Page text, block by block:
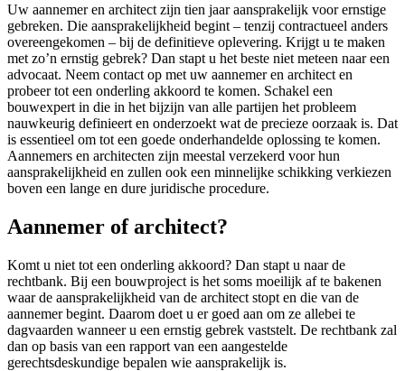
Uw aannemer en architect zijn tien jaar aansprakelijk voor ernstige
gebreken. Die aansprakelijkheid begint – tenzij contractueel anders
overeengekomen – bij de definitieve oplevering. Krijgt u te maken
met zo’n ernstig gebrek? Dan stapt u het beste niet meteen naar een
advocaat. Neem contact op met uw aannemer en architect en
probeer tot een onderling akkoord te komen. Schakel een
bouwexpert in die in het bijzijn van alle partijen het probleem
nauwkeurig definieert en onderzoekt wat de precieze oorzaak is. Dat
is essentieel om tot een goede onderhandelde oplossing te komen.
Aannemers en architecten zijn meestal verzekerd voor hun
aansprakelijkheid en zullen ook een minnelijke schikking verkiezen
boven een lange en dure juridische procedure.
Aannemer of architect?
Komt u niet tot een onderling akkoord? Dan stapt u naar de
rechtbank. Bij een bouwproject is het soms moeilijk af te bakenen
waar de aansprakelijkheid van de architect stopt en die van de
aannemer begint. Daarom doet u er goed aan om ze allebei te
dagvaarden wanneer u een ernstig gebrek vaststelt. De rechtbank zal
dan op basis van een rapport van een aangestelde
gerechtsdeskundige bepalen wie aansprakelijk is.